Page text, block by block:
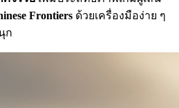
Frontiers ด้วยเครื่องมือง่าย ๆ
ก